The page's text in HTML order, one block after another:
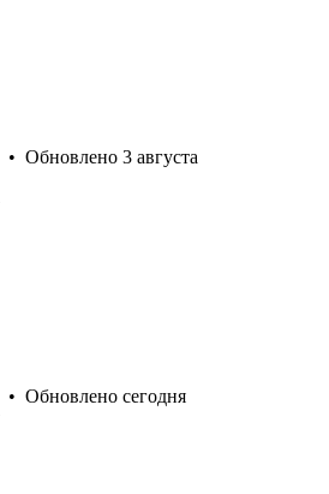
• Обновлено 3 августа
• Обновлено сегодня